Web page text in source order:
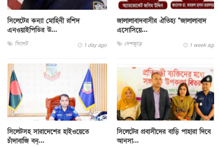
সিলেটের কন্যা মোহিনী রশিদ
এনওয়াইপিডির উ...
সিলেট 1 day ago
জালালাবাদবাসীর ঐতিহ্য "জালালাবাদ
এসোসিয়ে...
দেশজুড়ে 1 week ago
সিলেটসহ সারাদেশের হাইওয়েতে
চাঁদাবাজি বন্...
সিলেটের প্রবাসীদের বাড়ি পাহারা দিবে
আনসা...